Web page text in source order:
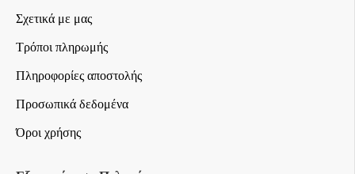
Σχετικά με μας
Τρόποι πληρωμής
Πληροφορίες αποστολής
Προσωπικά δεδομένα
Όροι χρήσης